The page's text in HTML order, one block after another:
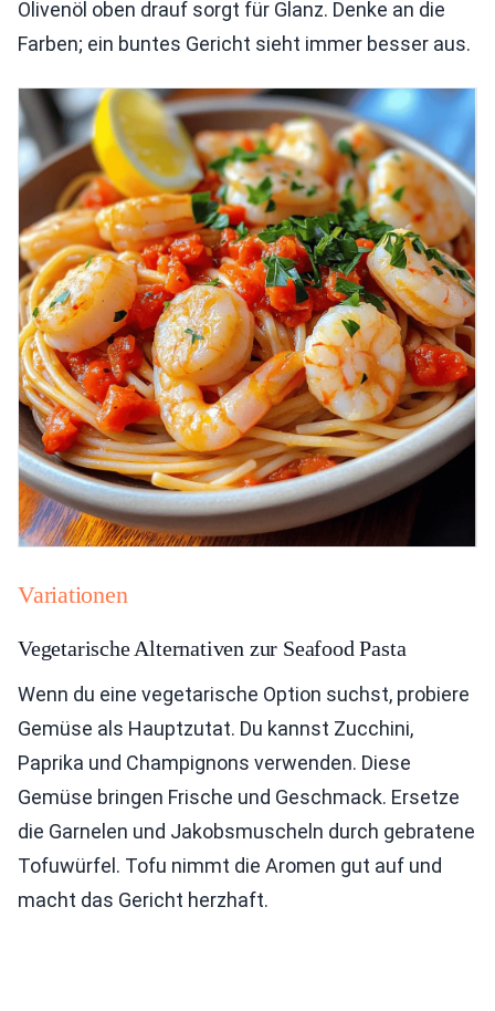
Olivenöl oben drauf sorgt für Glanz. Denke an die
Farben; ein buntes Gericht sieht immer besser aus.
Variationen
Vegetarische Alternativen zur Seafood Pasta
Wenn du eine vegetarische Option suchst, probiere
Gemüse als Hauptzutat. Du kannst Zucchini,
Paprika und Champignons verwenden. Diese
Gemüse bringen Frische und Geschmack. Ersetze
die Garnelen und Jakobsmuscheln durch gebratene
Tofuwürfel. Tofu nimmt die Aromen gut auf und
macht das Gericht herzhaft.